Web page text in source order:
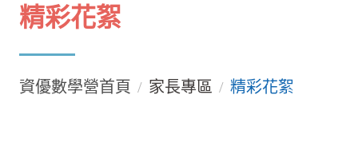
精彩花絮
資優數學營首頁 家長專區 精彩花絮